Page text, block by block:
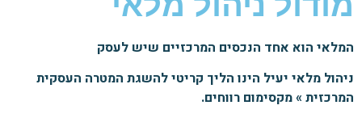
המלאי הוא אחד הנכסים המרכזיים שיש לעסק
ניהול מלאי יעיל הינו הליך קריטי להשגת המטרה העסקית
המרכזית » מקסימום רווחים.